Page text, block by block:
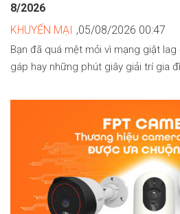
8/2026
KHUYẾN MẠI ,05/08/2026 00:47
Bạn đã quá mệt mỏi vì mạng giật
gáp hay những phút giây giải trí gia